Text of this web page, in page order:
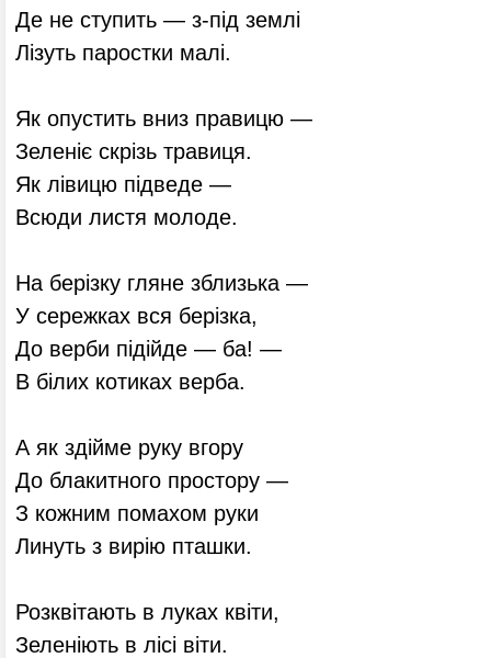
Де не ступить — з-під землі
Лізуть паростки малі.
Як опустить вниз правицю —
Зеленіє скрізь травиця.
Як лівицю підведе —
Всюди листя молоде.
На берізку гляне зблизька —
У сережках вся берізка,
До верби підійде — ба! —
В білих котиках верба.
А як здійме руку вгору
До блакитного простору —
З кожним помахом руки
Линуть з вирію пташки.
Розквітають в луках квіти,
Зеленіють в лісі віти.